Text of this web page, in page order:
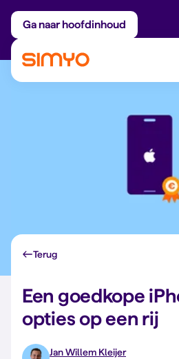
Ga naar hoofdinhoud
Maandelijks aanpasbaar
Terug
Een goedkope
opties op een rij
Jan Willem Kleijer